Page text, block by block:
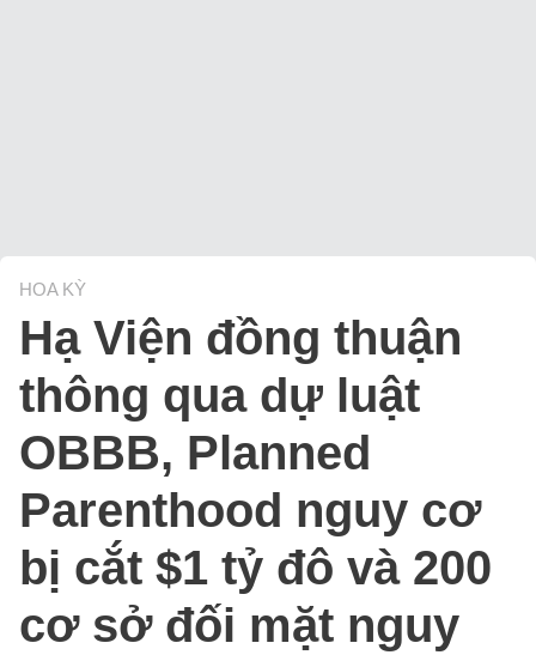
HOA KỲ
Hạ Viện đồng thuận
thông qua dự luật
OBBB, Planned
Parenthood nguy cơ
bị cắt $1 tỷ đô và 200
cơ sở đối mặt nguy